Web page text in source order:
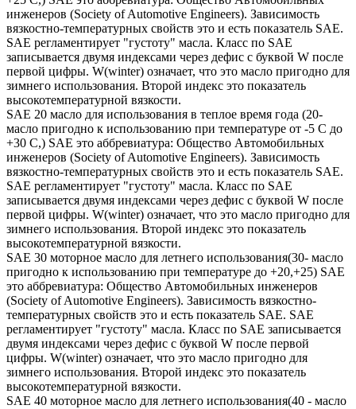
инженеров (Society of Automotive Engineers). Зависимость
вязкостно-температурных свойств это и есть показатель SAE.
SAE регламентирует "густоту" масла. Класс по SAE
записывается двумя индексами через дефис с буквой W после
первой цифры. W(winter) означает, что это масло пригодно для
зимнего использования. Второй индекс это показатель
высокотемпературной вязкости.
SAE 20 масло для использования в теплое время года (20-
масло пригодно к использованию при температуре от -5 С до
+30 С,) SAE это аббревиатура: Общество Автомобильных
инженеров (Society of Automotive Engineers). Зависимость
вязкостно-температурных свойств это и есть показатель SAE.
SAE регламентирует "густоту" масла. Класс по SAE
записывается двумя индексами через дефис с буквой W после
первой цифры. W(winter) означает, что это масло пригодно для
зимнего использования. Второй индекс это показатель
высокотемпературной вязкости.
SAE 30 моторное масло для летнего использования(30- масло
пригодно к использованию при температуре до +20,+25) SAE
это аббревиатура: Общество Автомобильных инженеров
(Society of Automotive Engineers). Зависимость вязкостно-
температурных свойств это и есть показатель SAE. SAE
регламентирует "густоту" масла. Класс по SAE записывается
двумя индексами через дефис с буквой W после первой
цифры. W(winter) означает, что это масло пригодно для
зимнего использования. Второй индекс это показатель
высокотемпературной вязкости.
SAE 40 моторное масло для летнего использования(40 - масло